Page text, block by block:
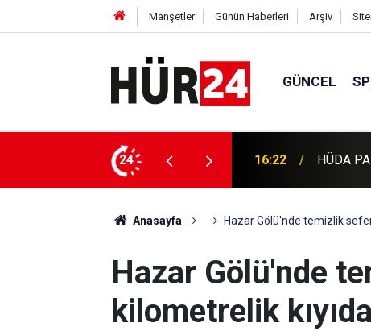
Manşetler Günün Haberleri Arşiv
GÜNCEL
24
çağrı: Bu alan sahipsiz bırakılmamalı 16:09
Anasayfa Hazar Gölü'nde temizlik
Hazar Gölü'nde
kilometrelik